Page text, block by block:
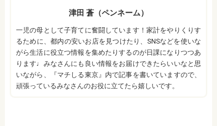
津田 蒼（ペンネーム）
一児の母として子育てに奮闘しています！家計をやりくりす
るために、都内の安いお店を見つけたり、SNSなどを使いな
がら生活に役立つ情報を集めたりするのが日課になりつつあ
ります♩みなさんにも良い情報をお届けできたらいいなと思
いながら、『マチしる東京』内で記事を書いていますので、
頑張っているみなさんのお役に立てたら嬉しいです。